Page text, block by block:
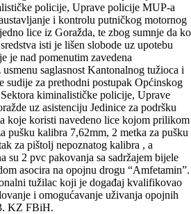
Bosansko-podrinjskog kantona
brigade – Grad Goražde, policijski
policije, Uprave policije MUP-a
i kontrolu putničkog motornog
lice iz Goražda, te zbog sumnje da
isti je lišen slobode uz upotebu
je nad pomenutim zavedena
saglasnost Kantonalnog tužioca i
sudije za prethodni postupak Općinskog
kiminalističke policije, Uprave
uz asistenciju Jedinice za podršku
koje koristi navedeno lice kojom prilikom
pušku kalibra 7,62mm, 2 metka za pušku
za pištolj nepoznatog kalibra , a
su 2 pvc pakovanja sa sadržajem bijele
asocira na opojnu drogu “Amfetamin”.